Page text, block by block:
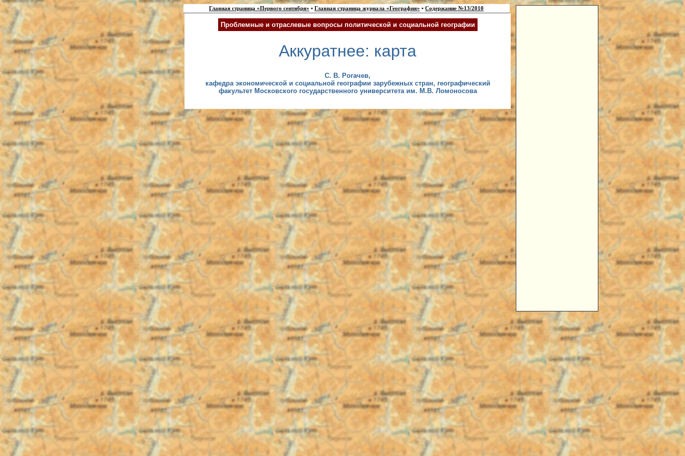
Главная страница «Первого сентября» • Главная страница журнала «География» • Содержание №13/2010
Проблемные и отраслевые вопросы политической и социальной географии
Аккуратнее: карта
С. В. Рогачев,
кафедра экономической и социальной географии зарубежных стран, географический
факультет Московского государственного университета им. М.В. Ломоносова